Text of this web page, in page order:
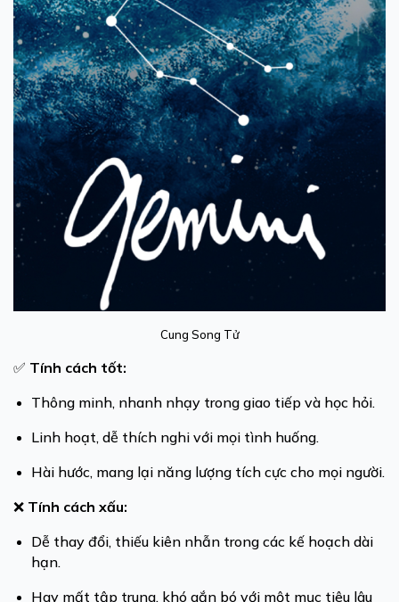
Cung Song Tử
✅ Tính cách tốt:
Thông minh, nhanh nhạy trong giao tiếp và học hỏi.
Linh hoạt, dễ thích nghi với mọi tình huống.
Hài hước, mang lại năng lượng tích cực cho mọi người.
❌ Tính cách xấu:
Dễ thay đổi, thiếu kiên nhẫn trong các kế hoạch dài
hạn.
Hay mất tập trung, khó gắn bó với một mục tiêu lâu